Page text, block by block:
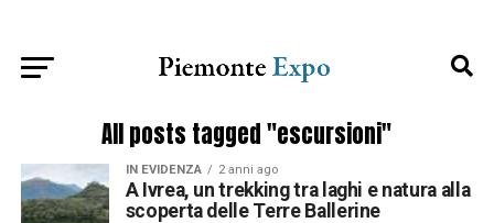
All posts tagged "escursioni"
IN EVIDENZA 2 anni ago
A Ivrea, un trekking tra laghi e natura alla
scoperta delle Terre Ballerine